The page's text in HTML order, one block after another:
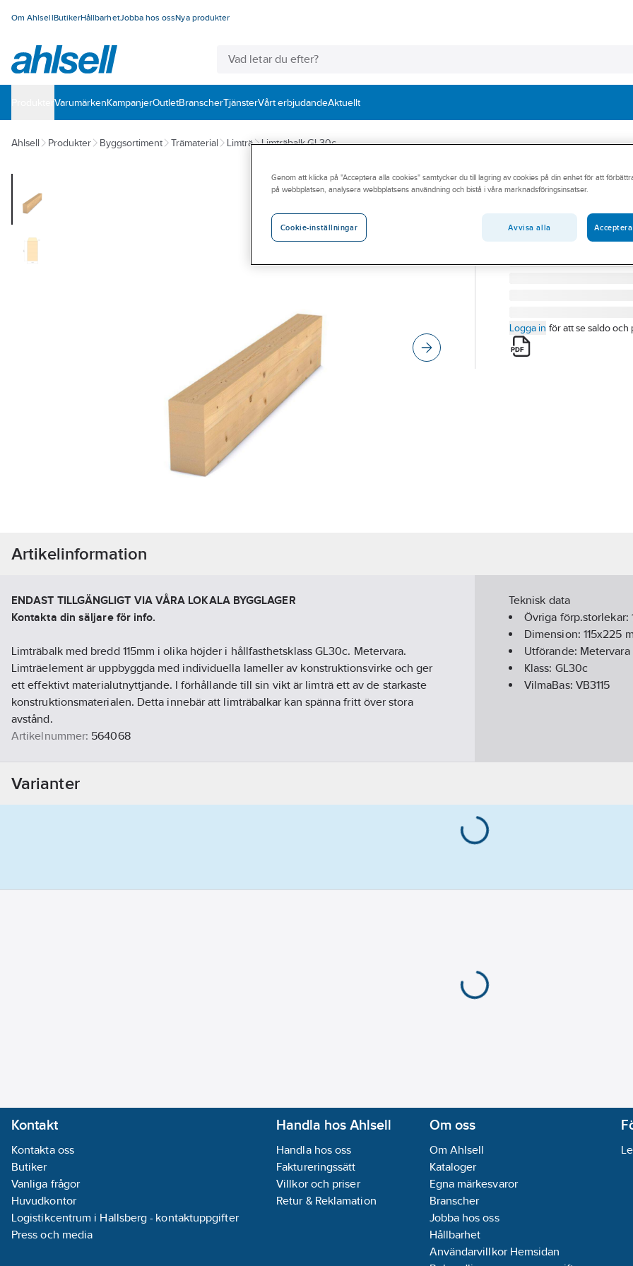
Om AhlsellButikerHållbarhetJobba hos ossNya produkter
VarumärkenKampanjerOutletBranscherTjänsterVårt erbjudandeAktuellt
Ahlsell Produkter Byggsortiment Trämaterial Limträ Limträbalk GL30c
Limträbalk
564068
Lev. artikelnr:
Logga in för att se saldo och
Artikelinformation
ENDAST TILLGÄNGLIGT VIA VÅRA LOKALA BYGGLAGER
Kontakta din säljare för info.
Limträbalk med bredd 115mm i olika höjder i hållfasthetsklass GL30c. Metervara.
Limträelement är uppbyggda med individuella lameller av konstruktionsvirke och ger
ett effektivt materialutnyttjande. I förhållande till sin vikt är limträ ett av de starkaste
konstruktionsmaterialen. Detta innebär att limträbalkar kan spänna fritt över stora
avstånd.
Artikelnummer: 564068
Teknisk data
Övriga förp.storlekar:
Dimension: 115x225
Utförande: Metervara
Klass: GL30c
VilmaBas: VB3115
Varianter
Kontakt
Kontakta oss
Butiker
Vanliga frågor
Huvudkontor
Logistikcentrum i Hallsberg - kontaktuppgifter
Press och media
Handla hos Ahlsell
Handla hos oss
Faktureringssätt
Villkor och priser
Retur & Reklamation
Om oss
Om Ahlsell
Kataloger
Egna märkesvaror
Branscher
Jobba hos oss
Hållbarhet
Användarvillkor Hemsidan
Genom att klicka på "Acceptera alla cookies" samtycker du till lagring av cookies på din enhet för att
på webbplatsen, analysera webbplatsens användning och bistå i våra marknadsföringsinsatser.
Cookie-inställningar Avvisa alla